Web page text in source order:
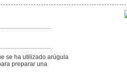
se ha utilizado arúgula
preparar una